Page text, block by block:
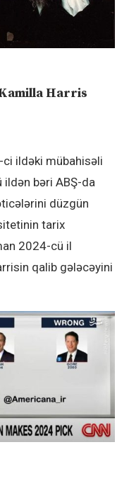
Harris
ildəki mübahisəli
bəri ABŞ-da
düzgün
tarix
2024-cü il
qalib gələcəyini